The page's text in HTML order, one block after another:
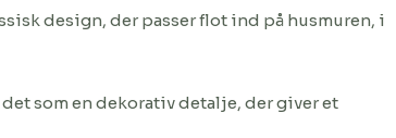
design, der passer flot ind på husmuren, i
som en dekorativ detalje, der giver et